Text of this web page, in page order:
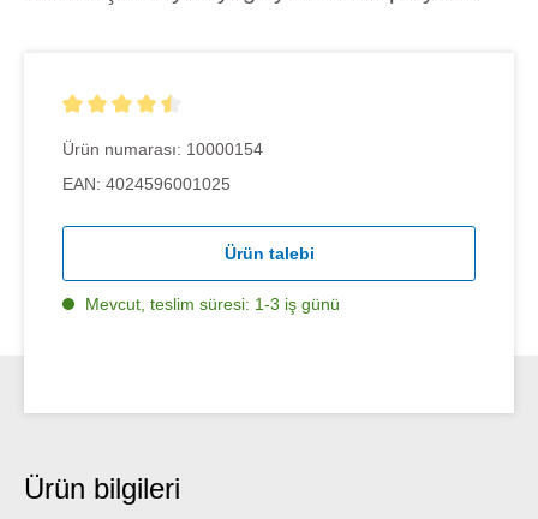
Ürün numarası: 10000154
EAN: 4024596001025
Ürün talebi
Mevcut, teslim süresi: 1-3 iş günü
Ürün bilgileri